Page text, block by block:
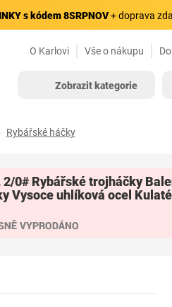
s kódem 8SRPNOV+ doprava
O Karlovi Vše o nákupu
Zobrazit kategorie
Rybářské háčky
2/0# Rybářské trojháčky
Vysoce uhlíková ocel Kulaté